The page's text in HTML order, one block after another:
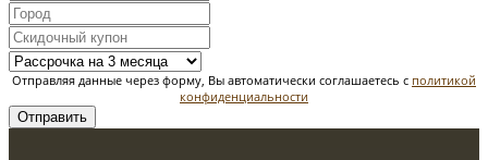
Отправляя данные через форму, Вы автоматически соглашаетесь с политикой
конфиденциальности
Отправить